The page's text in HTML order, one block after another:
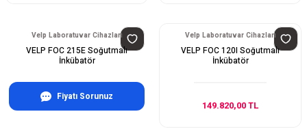
Velp Laboratuvar Cihazları
VELP FOC 215E Soğutmalı
İnkübatör
Fiyatı Sorunuz
Velp Laboratuvar Cihazları
VELP FOC 120I Soğutmalı
İnkübatör
149.820,00 TL